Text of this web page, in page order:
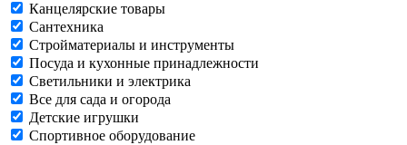
Канцелярские товары
Сантехника
Стройматериалы и инструменты
Посуда и кухонные принадлежности
Светильники и электрика
Все для сада и огорода
Детские игрушки
Спортивное оборудование